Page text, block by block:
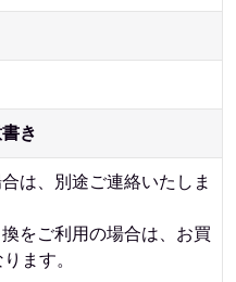
き
は、別途ご連絡いたしま
をご利用の場合は、お買
ます。